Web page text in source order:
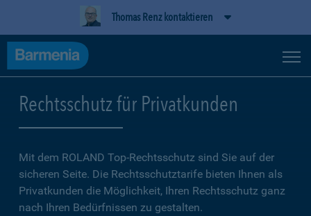
Thomas Renz kontaktieren
Rechtsschutz für Privatkunden
Mit dem ROLAND Top-Rechtsschutz sind Sie auf der
sicheren Seite. Die Rechtsschutztarife bieten Ihnen als
Privatkunden die Möglichkeit, Ihren Rechtsschutz ganz
nach Ihren Bedürfnissen zu gestalten.